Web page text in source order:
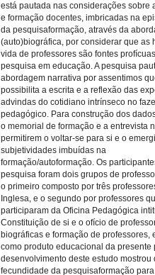
está pautada nas considerações sobre
e formação docentes, imbricadas na
da pesquisaformação, através da
(auto)biográfica, por considerar que as
vida de professores são fontes
pesquisa em educação. A pesquisa
abordagem narrativa por assentimos
possibilita a escrita e a reflexão das
advindas do cotidiano intrínseco no
pedagógico. Para construção dos
o memorial de formação e a entrevista
permitirem o voltar-se para si e o
subjetividades imbuídas na
formação/autoformação. Os
pesquisa foram dois grupos de
o primeiro composto por três
Inglesa, e o segundo por professores
participaram da Oficina Pedagógica
Constituição de si e o ofício de
biográficas e formação de professores,
como produto educacional da presente
desenvolvimento deste estudo mostrou
fecundidade da pesquisaformação